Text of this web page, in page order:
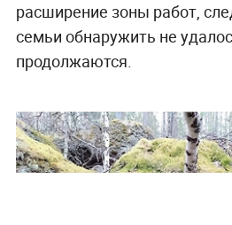
расширение зоны работ,
семьи обнаружить не
продолжаются.